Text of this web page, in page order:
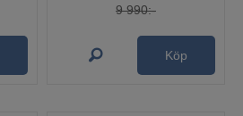
9 990:-
Köp